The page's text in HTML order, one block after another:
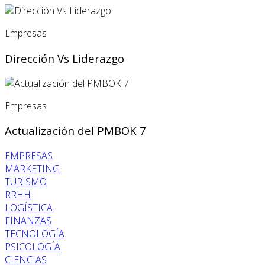
Empresas
Dirección Vs Liderazgo
Empresas
Actualización del PMBOK 7
EMPRESAS
MARKETING
TURISMO
RRHH
LOGÍSTICA
FINANZAS
TECNOLOGÍA
PSICOLOGÍA
CIENCIAS